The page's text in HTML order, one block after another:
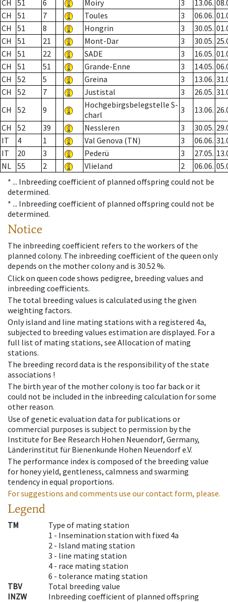
CH 51 6 Moiry 3 13.06.
CH
51 7 Toules 3 06.06.
CH
51 8 Hongrin 3 30.05.
CH
51 21 Mont-Dar 3 30.05.
CH
51 22 SADE 3 16.05.
CH
51 51 Grande-Enne 3 14.05.
CH
52 5 Greina 3 13.06.
CH
52 7 Justistal 3 26.05.
CH
52 9
Hochgebirgsbelegstelle S-
charl
3 13.06.
CH
52 39 Nessleren 3 30.05.
IT
4 1 Val Genova (TN) 3 06.06.
IT
20 3 Pederü 3 27.05.
NL 55 2 Vlieland 2 06.06.
* ... Inbreeding coefficient of planned offspring could not be
determined.
* ... Inbreeding coefficient of planned offspring could not be
determined.
Notice
The inbreeding coefficient refers to the workers of the
planned colony. The inbreeding coefficient of the queen only
depends on the mother colony and is 30.52 %.
Click on queen code shows pedigree, breeding values and
inbreeding coefficients.
The total breeding values is calculated using the given
weighting factors.
Only island and line mating stations with a registered 4a,
subjected to breeding values estimation are displayed. For a
full list of mating stations, see Allocation of mating
stations.
The breeding record data is the responsibility of the state
associations !
The birth year of the mother colony is too far back or it
could not be included in the inbreeding calculation for some
other reason.
Use of genetic evaluation data for publications or
commercial purposes is subject to permission by the
Institute for Bee Research Hohen Neuendorf, Germany,
Länderinstitut für Bienenkunde Hohen Neuendorf e.V.
The performance index is composed of the breeding value
for honey yield, gentleness, calmness and swarming
tendency in equal proportions.
For suggestions and comments use our contact form, please.
Legend
TM
Type of mating station
1 - Insemination station with fixed 4a
2 - Island mating station
3 - line mating station
4 - race mating station
6 - tolerance mating station
TBV
Total breeding value
INZW
Inbreeding coefficient of planned offspring